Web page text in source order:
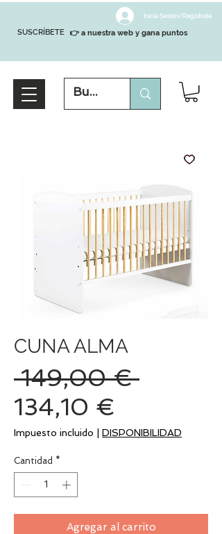
SUSCRÍBETE
Inicia Sesión/Regístrate
👉 a nuestra web y gana puntos
CUNA ALMA
149,00 € Precio
134,10 €
de
Impuesto incluido DISPONIBILIDAD
Cantidad *
Agregar al carrito